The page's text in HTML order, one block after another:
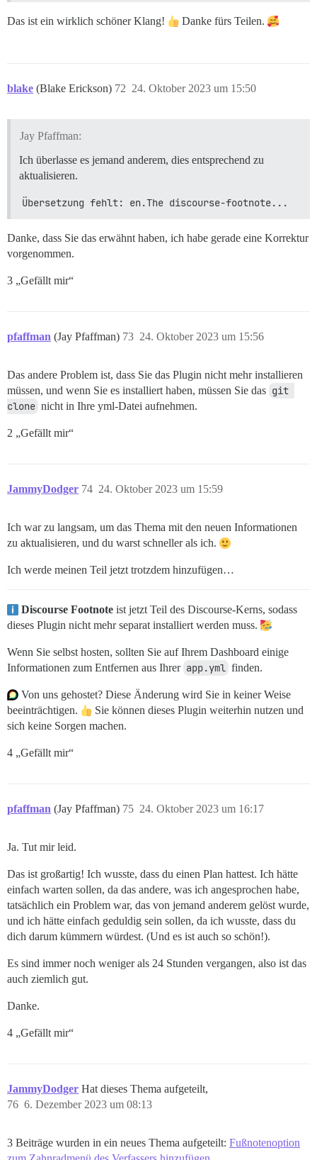
Das ist ein wirklich schöner Klang! Danke fürs Teilen.
blake (Blake Erickson) 24. Oktober 2023 um 15:50
72
Jay Pfaffman:
Ich überlasse es jemand anderem, dies entsprechend zu
aktualisieren.
Übersetzung fehlt: en.The discourse-footnote...
Danke, dass Sie das erwähnt haben, ich habe gerade eine Korrektur
vorgenommen.
3 „Gefällt mir“
pfaffman (Jay Pfaffman) 24. Oktober 2023 um 15:56
73
Das andere Problem ist, dass Sie das Plugin nicht mehr installieren
müssen, und wenn Sie es installiert haben, müssen Sie das git
clone nicht in Ihre yml-Datei aufnehmen.
2 „Gefällt mir“
JammyDodger 24. Oktober 2023 um 15:59
74
Ich war zu langsam, um das Thema mit den neuen Informationen
zu aktualisieren, und du warst schneller als ich.
Ich werde meinen Teil jetzt trotzdem hinzufügen…
Discourse Footnote ist jetzt Teil des Discourse-Kerns, sodass
dieses Plugin nicht mehr separat installiert werden muss.
Wenn Sie selbst hosten, sollten Sie auf Ihrem Dashboard einige
Informationen zum Entfernen aus Ihrer app.yml finden.
Von uns gehostet? Diese Änderung wird Sie in keiner Weise
beeinträchtigen.
Sie können dieses Plugin weiterhin nutzen und
sich keine Sorgen machen.
4 „Gefällt mir“
pfaffman (Jay Pfaffman) 24. Oktober 2023 um 16:17
75
Ja. Tut mir leid.
Das ist großartig! Ich wusste, dass du einen Plan hattest. Ich hätte
einfach warten sollen, da das andere, was ich angesprochen habe,
tatsächlich ein Problem war, das von jemand anderem gelöst wurde,
und ich hätte einfach geduldig sein sollen, da ich wusste, dass du
dich darum kümmern würdest. (Und es ist auch so schön!).
Es sind immer noch weniger als 24 Stunden vergangen, also ist das
auch ziemlich gut.
Danke.
4 „Gefällt mir“
JammyDodger Hat dieses Thema aufgeteilt,
6. Dezember 2023 um 08:13
76
3 Beiträge wurden in ein neues Thema aufgeteilt: Fußnotenoption